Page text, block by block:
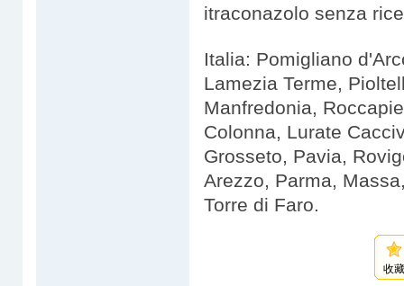
itraconazolo senza
Italia: Pomigliano
Lamezia Terme,
Manfredonia,
Colonna, Lurate
Grosseto, Pavia,
Arezzo, Parma,
Torre di Faro.
收